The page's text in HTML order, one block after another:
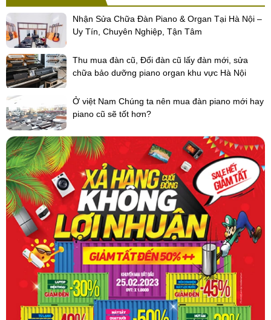
Nhận Sửa Chữa Đàn Piano & Organ Tại Hà Nội –
Uy Tín, Chuyên Nghiệp, Tận Tâm
Thu mua đàn cũ, Đổi đàn cũ lấy đàn mới, sửa
chữa bảo dưỡng piano organ khu vực Hà Nội
Ở việt Nam Chúng ta nên mua đàn piano mới hay
piano cũ sẽ tốt hơn?